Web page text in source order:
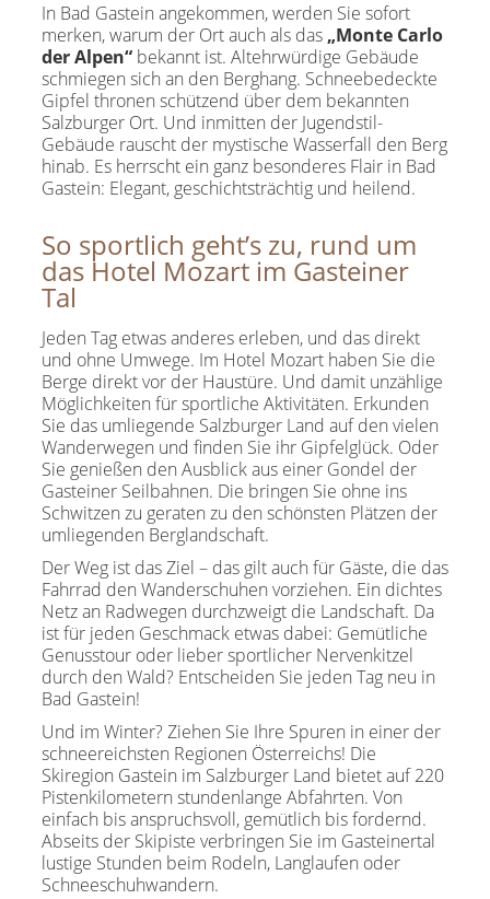
In Bad Gastein angekommen, werden Sie sofort
merken, warum der Ort auch als das „Monte Carlo
der Alpen“ bekannt ist. Altehrwürdige Gebäude
schmiegen sich an den Berghang. Schneebedeckte
Gipfel thronen schützend über dem bekannten
Salzburger Ort. Und inmitten der Jugendstil-
Gebäude rauscht der mystische Wasserfall den Berg
hinab. Es herrscht ein ganz besonderes Flair in Bad
Gastein: Elegant, geschichtsträchtig und heilend.
So sportlich geht’s zu, rund um
das Hotel Mozart im Gasteiner
Tal
Jeden Tag etwas anderes erleben, und das direkt
und ohne Umwege. Im Hotel Mozart haben Sie die
Berge direkt vor der Haustüre. Und damit unzählige
Möglichkeiten für sportliche Aktivitäten. Erkunden
Sie das umliegende Salzburger Land auf den vielen
Wanderwegen und finden Sie ihr Gipfelglück. Oder
Sie genießen den Ausblick aus einer Gondel der
Gasteiner Seilbahnen. Die bringen Sie ohne ins
Schwitzen zu geraten zu den schönsten Plätzen der
umliegenden Berglandschaft.
Der Weg ist das Ziel – das gilt auch für Gäste, die das
Fahrrad den Wanderschuhen vorziehen. Ein dichtes
Netz an Radwegen durchzweigt die Landschaft. Da
ist für jeden Geschmack etwas dabei: Gemütliche
Genusstour oder lieber sportlicher Nervenkitzel
durch den Wald? Entscheiden Sie jeden Tag neu in
Bad Gastein!
Und im Winter? Ziehen Sie Ihre Spuren in einer der
schneereichsten Regionen Österreichs! Die
Skiregion Gastein im Salzburger Land bietet auf 220
Pistenkilometern stundenlange Abfahrten. Von
einfach bis anspruchsvoll, gemütlich bis fordernd.
Abseits der Skipiste verbringen Sie im Gasteinertal
lustige Stunden beim Rodeln, Langlaufen oder
Schneeschuhwandern.